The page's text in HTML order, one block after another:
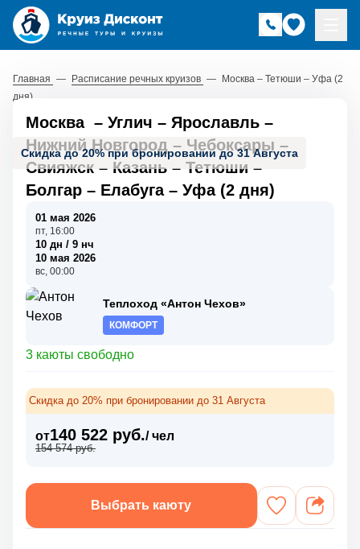
Главная — Расписание речных круизов — Москва – Тетюши – Уфа (2
дня)
Скидка до 20% при бронировании до 31 Августа
Москва – Углич – Ярославль –
Нижний Новгород – Чебоксары –
Свияжск – Казань – Тетюши –
Болгар – Елабуга– Уфа (2 дня)
01 мая 2026
пт, 16:00
10 дн / 9 нч
10 мая 2026
вс, 00:00
Теплоход «Антон Чехов»
КОМФОРТ
3 каюты свободно
Скидка до 20% при бронировании до 31 Августа
от140 522 руб./ чел
154 574 руб.
Выбрать каюту